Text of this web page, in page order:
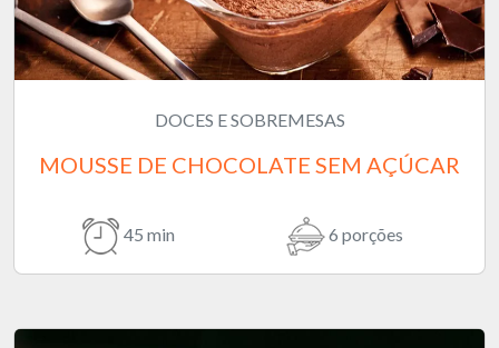
DOCES E SOBREMESAS
MOUSSE DE CHOCOLATE SEM AÇÚCAR
45 min 6 porções